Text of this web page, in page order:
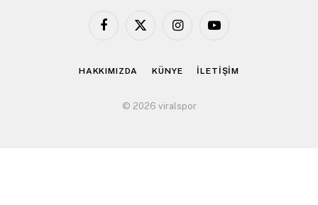
Facebook
X
InstagramYouTube
HAKKIMIZDA KÜNYE İLETİŞİM
© 2026 viralspor